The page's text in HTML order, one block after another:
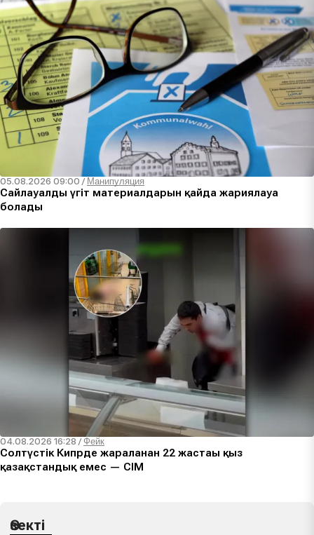
05.08.2026 09:00 / Манипуляция
Сайлауалды үгіт материалдарын қайда жариялауға
болады
04.08.2026 16:28 /Фейк
Солтүстік Кипрде жараланған 22 жастағы қыз
қазақстандық емес — СІМ
Өзекті